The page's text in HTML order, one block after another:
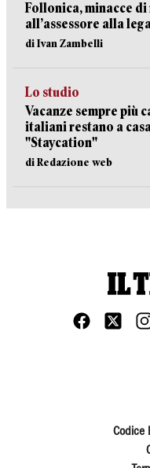
Follonica, minacce
all’assessore alla
di Ivan Zambelli
Lo studio
Vacanze sempre più
italiani restano a
"Staycation"
di Redazione web
Codice